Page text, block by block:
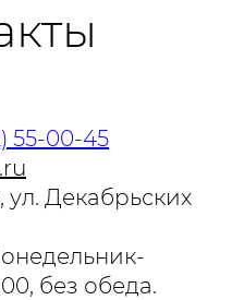
55-00-45
ул. Декабрьских
без обеда.